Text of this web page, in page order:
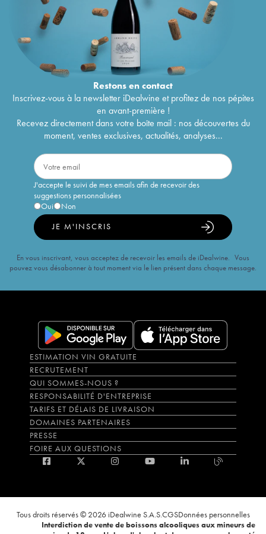
Restons encontact
Inscrivez-vous à la newsletter iDealwine et profitez de nos pépites
en avant-première !
Recevez directement dans votre boîte mail : nos découvertes du
moment, ventes exclusives, actualités, analyses...
J'accepte le suivi de mes emails afin de recevoir des
suggestions personnalisées
Oui
Non
JE M'INSCRIS
En vous inscrivant, vous acceptez de recevoir les emails de iDealwine. Vous
pouvez vous désabonner à tout moment via le lien présent dans chaque message.
ESTIMATION VIN GRATUITE
RECRUTEMENT
QUI SOMMES-NOUS ?
RESPONSABILITÉ D'ENTREPRISE
TARIFS ET DÉLAIS DE LIVRAISON
DOMAINES PARTENAIRES
PRESSE
FOIRE AUX QUESTIONS
Tous droits réservés © 2026 iDealwine S.A.S.CGSDonnées personnelles
Interdiction de vente de boissons alcooliques aux mineurs de